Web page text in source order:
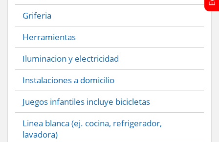
Griferia
Herramientas
Iluminacion y electricidad
Instalaciones a domicilio
Juegos infantiles incluye bicicletas
Linea blanca (ej. cocina, refrigerador,
lavadora)